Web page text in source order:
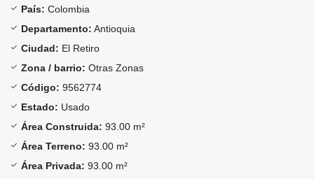
País: Colombia
Departamento: Antioquia
Ciudad: El Retiro
Zona / barrio: Otras Zonas
Código: 9562774
Estado: Usado
Área Construida: 93.00 m²
Área Terreno: 93.00 m²
Área Privada: 93.00 m²